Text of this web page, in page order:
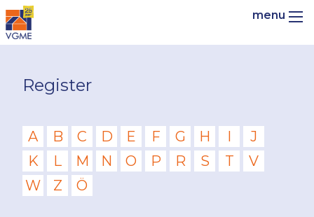
Register
A B C D E F G H I
J
K
L M N O P R S T
V
W
Z Ö